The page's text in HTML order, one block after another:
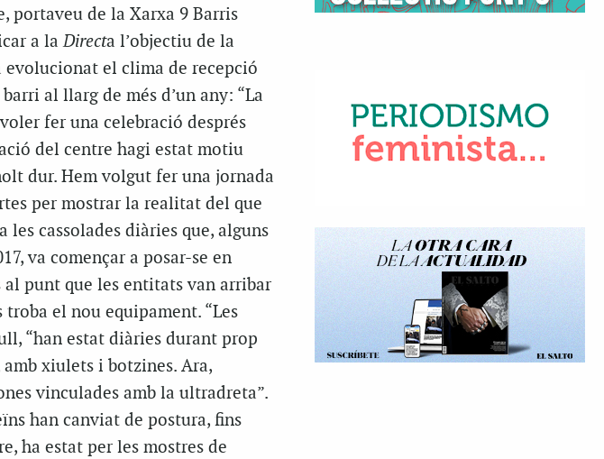
portaveu de la Xarxa 9 Barris
a la Directa l’objectiu de la
evolucionat el clima de recepció
al llarg de més d’un any: “La
fer una celebració després
del centre hagi estat motiu
dur. Hem volgut fer una jornada
per mostrar la realitat del que
les cassolades diàries que, alguns
va començar a posar-se en
punt que les entitats van arribar
el nou equipament. “Les
“han estat diàries durant prop
xiulets i botzines. Ara,
vinculades amb la ultradreta”.
han canviat de postura, fins
ha estat per les mostres de